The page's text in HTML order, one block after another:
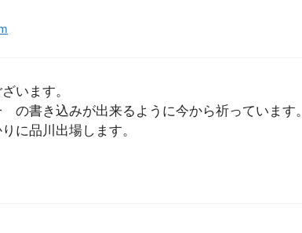
います。
書き込みが出来るように今から祈っています。
に品川出場します。